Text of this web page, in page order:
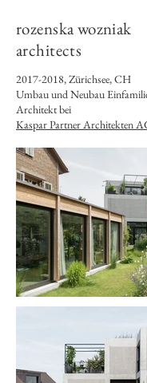
rozenska wozniak
architects
2017-2018, Zürichsee, CH
Umbau und Neubau
Architekt bei
Kaspar Partner Architekten